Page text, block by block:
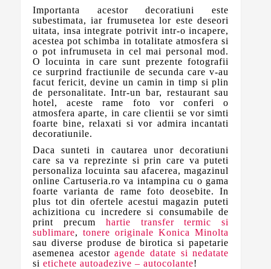
Importanta acestor decoratiuni este
subestimata, iar frumusetea lor este deseori
uitata, insa integrate potrivit intr-o incapere,
acestea pot schimba in totalitate atmosfera si
o pot infrumuseta in cel mai personal mod.
O locuinta in care sunt prezente fotografii
ce surprind fractiunile de secunda care v-au
facut fericit, devine un camin in timp si plin
de personalitate. Intr-un bar, restaurant sau
hotel, aceste rame foto vor conferi o
atmosfera aparte, in care clientii se vor simti
foarte bine, relaxati si vor admira incantati
decoratiunile.
Daca sunteti in cautarea unor decoratiuni
care sa va reprezinte si prin care va puteti
personaliza locuinta sau afacerea, magazinul
online Cartuseria.ro va intampina cu o gama
foarte varianta de rame foto deosebite. In
plus tot din ofertele acestui magazin puteti
achizitiona cu incredere si consumabile de
print precum hartie transfer termic si
sublimare,tonere originale Konica Minolta
sau diverse produse de birotica si papetarie
asemenea acestoragende datate si nedatate
si etichete autoadezive – autocolante!